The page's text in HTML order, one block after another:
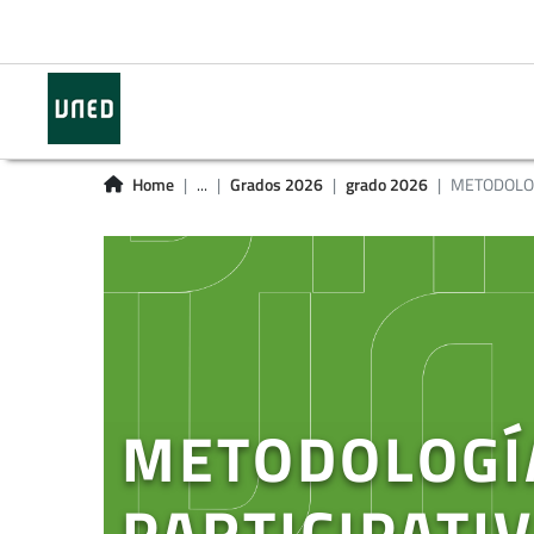
Home ... Grados 2026 grado 2026